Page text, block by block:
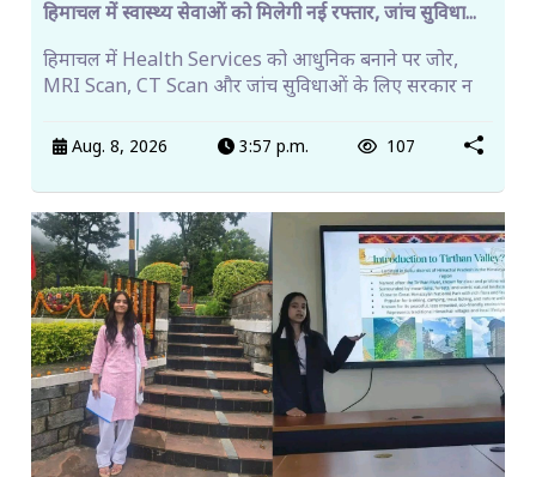
हिमाचल में स्वास्थ्य सेवाओं को मिलेगी नई रफ्तार, जांच सुविधा...
हिमाचल में Health Services को आधुनिक बनाने पर जोर,
MRI Scan, CT Scan और जांच सुविधाओं के लिए सरकार न
Aug. 8, 2026 3:57 p.m. 107